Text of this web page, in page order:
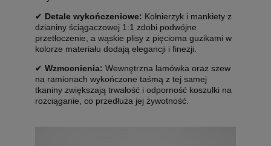
✔ Detale wykończeniowe: Kołnierzyk i mankiety z
dzianiny ściągaczowej 1:1 zdobi podwójne
przetłoczenie, a wąskie plisy z pięcioma guzikami w
kolorze materiału dodają elegancji i finezji.
✔ Wzmocnienia: Wewnętrzna lamówka oraz szew
na ramionach wykończone taśmą z tej samej
tkaniny zwiększają trwałość i odporność koszulki na
rozciąganie, co przedłuża jej żywotność.